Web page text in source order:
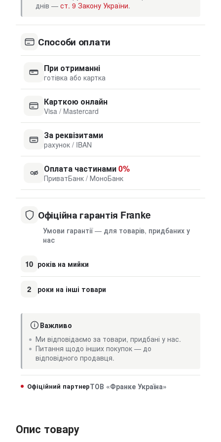
днів — ст. 9 Закону України.
Способи оплати
При отриманні
готівка або картка
Карткою онлайн
Visa / Mastercard
За реквізитами
рахунок / IBAN
Оплата частинами0%
ПриватБанк / МоноБанк
Офіційна гарантія Franke
Умови гарантії — для товарів, придбаних у
нас
10 років на мийки
2 роки на інші товари
Важливо
Ми відповідаємо за товари, придбані у нас.
Питання щодо інших покупок — до
відповідного продавця.
Офіційний партнерТОВ «Франке Україна»
Опис товару